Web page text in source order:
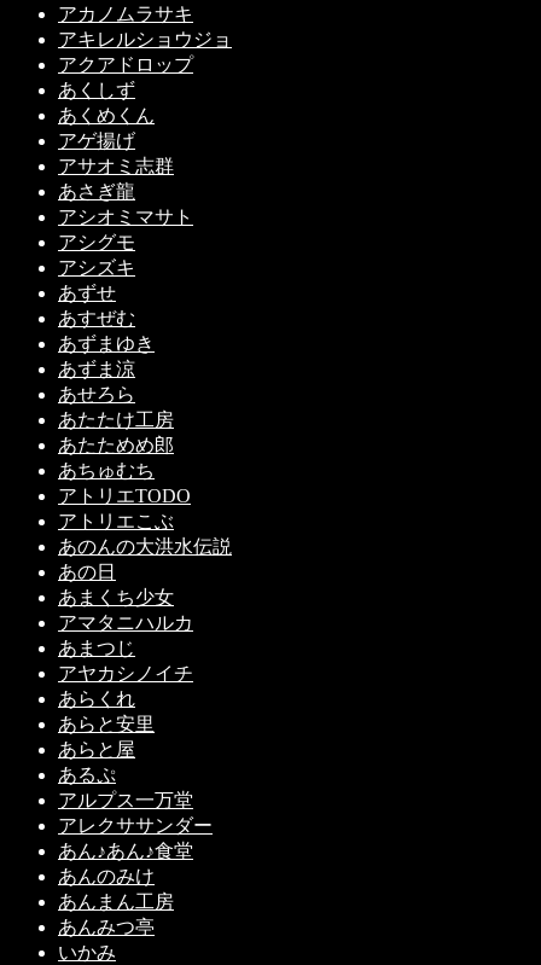
アカノムラサキ
アキレルショウジョ
アクアドロップ
あくしず
あくめくん
アゲ揚げ
アサオミ志群
あさぎ龍
アシオミマサト
アシグモ
アシズキ
あずせ
あすぜむ
あずまゆき
あずま涼
あせろら
あたたけ工房
あたためめ郎
あちゅむち
アトリエTODO
アトリエこぶ
あのんの大洪水伝説
あの日
あまくち少女
アマタニハルカ
あまつじ
アヤカシノイチ
あらくれ
あらと安里
あらと屋
あるぷ
アルプス一万堂
アレクササンダー
あん♪あん♪食堂
あんのみけ
あんまん工房
あんみつ亭
いかみ